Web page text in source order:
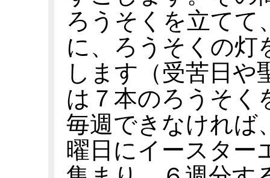
ろうそくを立てて
に、ろうそくの灯
します（受苦日や
は７本のろうそく
毎週できなければ
曜日にイースター